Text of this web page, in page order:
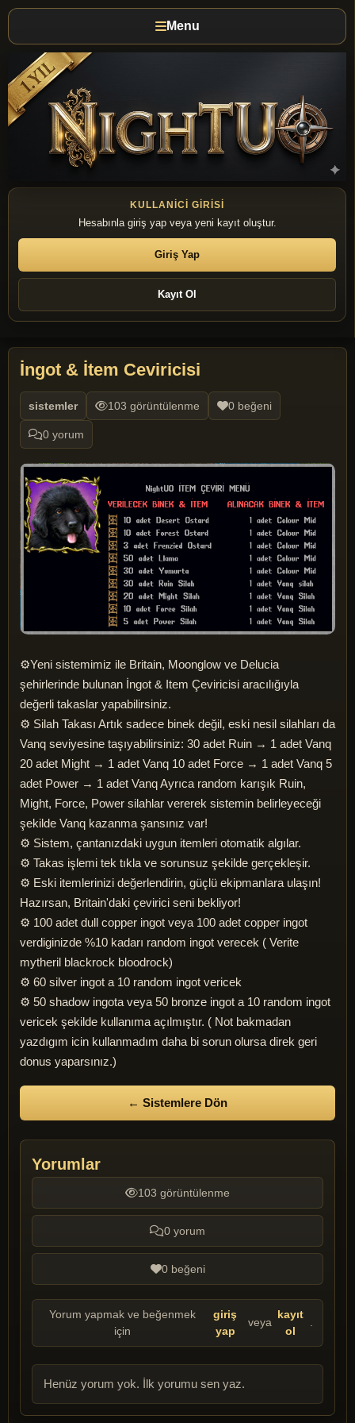
Menu
KULLANICI GIRISI
Hesabınla giriş yap veya yeni kayıt oluştur.
Giriş Yap
Kayıt Ol
İngot & İtem Ceviricisi
sistemler 103 görüntülenme 0 beğeni
0 yorum
⚙️Yeni sistemimiz ile Britain, Moonglow ve Delucia
şehirlerinde bulunan İngot & Item Çeviricisi aracılığıyla
değerli takaslar yapabilirsiniz.
⚙️ Silah Takası Artık sadece binek değil, eski nesil silahları da
Vanq seviyesine taşıyabilirsiniz: 30 adet Ruin → 1 adet Vanq
20 adet Might → 1 adet Vanq 10 adet Force → 1 adet Vanq 5
adet Power → 1 adet Vanq Ayrıca random karışık Ruin,
Might, Force, Power silahlar vererek sistemin belirleyeceği
şekilde Vanq kazanma şansınız var!
⚙️ Sistem, çantanızdaki uygun itemleri otomatik algılar.
⚙️ Takas işlemi tek tıkla ve sorunsuz şekilde gerçekleşir.
⚙️ Eski itemlerinizi değerlendirin, güçlü ekipmanlara ulaşın!
Hazırsan, Britain'daki çevirici seni bekliyor!
⚙️ 100 adet dull copper ingot veya 100 adet copper ingot
verdiginizde %10 kadarı random ingot verecek ( Verite
mytheril blackrock bloodrock)
⚙️ 60 silver ingot a 10 random ingot vericek
⚙️ 50 shadow ingota veya 50 bronze ingot a 10 random ingot
vericek şekilde kullanıma açılmıştır. ( Not bakmadan
yazdıgım icin kullanmadım daha bi sorun olursa direk geri
donus yaparsınız.)
← Sistemlere Dön
Yorumlar
103 görüntülenme
0 yorum
0 beğeni
Yorum yapmak ve beğenmek
için
giriş
yap
veya
kayıt
ol
Henüz yorum yok. İlk yorumu sen yaz.